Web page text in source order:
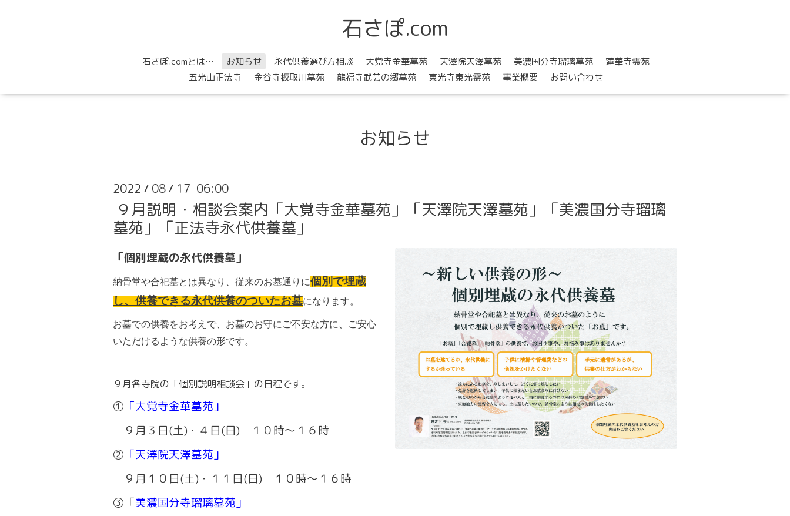
石さぽ.com
石さぽ.comとは… お知らせ 永代供養選び方相談 大覚寺金華墓苑 天澤院天澤墓苑 美濃国分寺瑠璃墓苑
蓮華寺霊苑
五光山正法寺
金谷寺板取川墓苑 龍福寺武芸の郷墓苑 東光寺東光霊苑 事業概要 お問い合わせ
お知らせ
2022 / 08 / 17 06:00
９月説明・相談会案内「大覚寺金華墓苑」「天澤院天澤墓苑」「美濃国分寺瑠璃
墓苑」「正法寺永代供養墓」
「個別埋蔵の永代供養墓」
納骨堂や合祀墓とは異なり、従来のお墓通りに個別で埋蔵
し、供養できる永代供養のついたお墓になります。
お墓での供養をお考えで、お墓のお守にご不安な方に、ご安心
いただけるような供養の形です。
９月各寺院の「個別説明相談会」の日程です。
① 「大覚寺金華墓苑」
９月３日(土)・４日(日) １０時～１６時
② 「天澤院天澤墓苑」
９月１０日(土)・１１日(日) １０時～１６時
③ 「美濃国分寺瑠璃墓苑」